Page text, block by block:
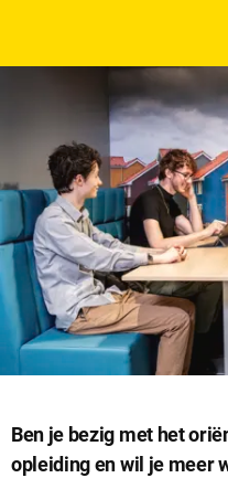
Ben je bezig met het
opleiding en wil je meer